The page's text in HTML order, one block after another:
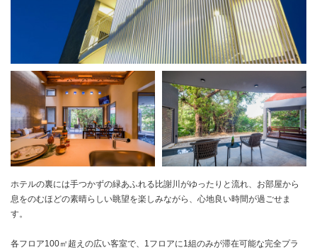
ホテルの裏には手つかずの緑あふれる比謝川がゆったりと流れ、お部屋から
息をのむほどの素晴らしい眺望を楽しみながら、心地良い時間が過ごせま
す。
各フロア100㎡超えの広い客室で、1フロアに1組のみが滞在可能な完全プラ